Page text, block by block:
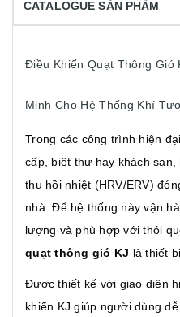
CATALOGUE SẢN PHẨM
Điều Khiển Quạt Thông Gió
Minh Cho Hệ Thống Khí
Trong các công trình hiện
cấp, biệt thự hay khách
thu hồi nhiệt (HRV/ERV)
nhà. Để hệ thống này vận
lượng và phù hợp với thói
quạt thông gió KJ là thiết
Được thiết kế với giao diện
khiển KJ giúp người dùng